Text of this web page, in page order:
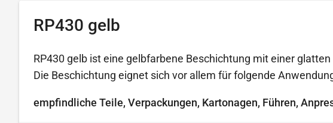
RP430 gelb
RP430 gelb ist eine gelbfarbene Beschichtung mit einer
Die Beschichtung eignet sich vor allem für folgende
empfindliche Teile, Verpackungen, Kartonagen, Führen,